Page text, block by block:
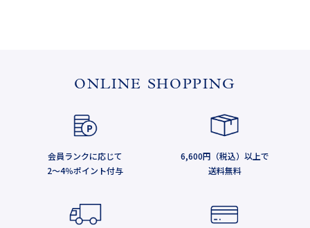
ONLINE SHOPPING
会員ランクに応じて
2～4％ポイント付与
6,600円（税込）以上で
送料無料